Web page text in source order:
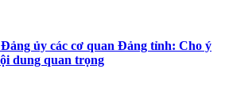
ủy các cơ quan Đảng tỉnh: Cho ý
dung quan trọng